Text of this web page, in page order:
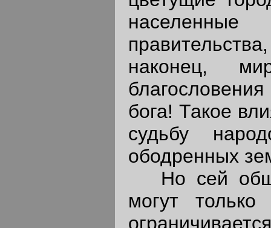
наконец,
бога! Такое
судьбу
ободренных
Но сей
могут